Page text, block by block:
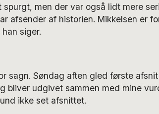
men der var også lidt mere
afsender af historien. Mikkelsen er
siger.
sagn. Søndag aften gled første
bliver udgivet sammen med mine
ikke set afsnittet.